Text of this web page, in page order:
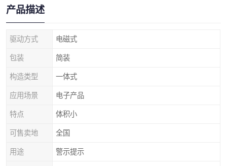
产品描述
驱动方式 电磁式
包装 简装
构造类型 一体式
应用场景 电子产品
特点 体积小
可售卖地 全国
用途 警示提示